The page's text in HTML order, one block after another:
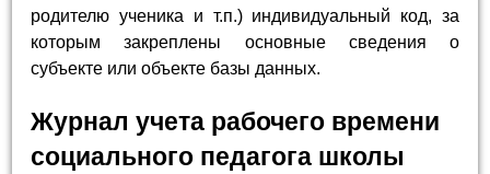
родителю ученика и т.п.) индивидуальный код, за
которым закреплены основные сведения о
субъекте или объекте базы данных.
Журнал учета рабочего времени
социального педагога школы